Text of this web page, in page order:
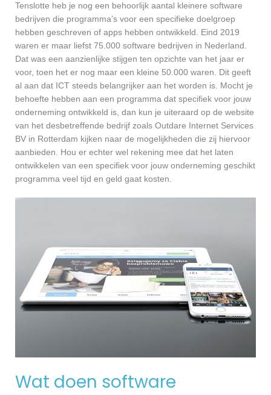
Tenslotte heb je nog een behoorlijk aantal kleinere software
bedrijven die programma’s voor een specifieke doelgroep
hebben geschreven of apps hebben ontwikkeld. Eind 2019
waren er maar liefst 75.000 software bedrijven in Nederland.
Dat was een aanzienlijke stijgen ten opzichte van het jaar er
voor, toen het er nog maar een kleine 50.000 waren. Dit geeft
al aan dat ICT steeds belangrijker aan het worden is. Mocht je
behoefte hebben aan een programma dat specifiek voor jouw
onderneming ontwikkeld is, dan kun je uiteraard op de website
van het desbetreffende bedrijf zoals Outdare Internet Services
BV in Rotterdam kijken naar de mogelijkheden die zij hiervoor
aanbieden. Hou er echter wel rekening mee dat het laten
ontwikkelen van een specifiek voor jouw onderneming geschikt
programma veel tijd en geld gaat kosten.
Wat doen software